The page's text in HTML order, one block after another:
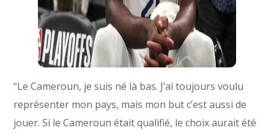
“Le Cameroun, je suis né là bas. J’ai toujours voulu
représenter mon pays, mais mon but c’est aussi de
jouer. Si le Cameroun était qualifié, le choix aurait été